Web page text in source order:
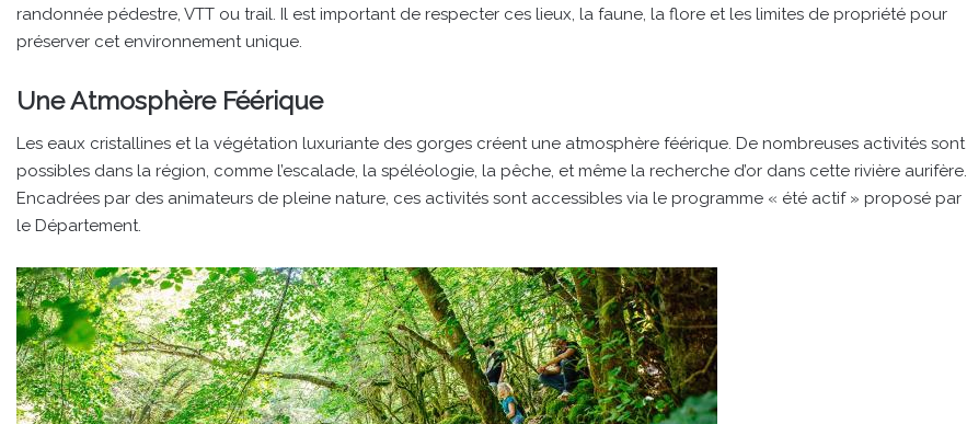
randonnée pédestre, VTT ou trail. Il est important de respecter ces lieux, la faune, la flore et les limites de propriété pour
préserver cet environnement unique.
Une Atmosphère Féérique
Les eaux cristallines et la végétation luxuriante des gorges créent une atmosphère féérique. De nombreuses activités sont
possibles dans la région, comme l’escalade, la spéléologie, la pêche, et même la recherche d’or dans cette rivière aurifère.
Encadrées par des animateurs de pleine nature, ces activités sont accessibles via le programme « été actif » proposé par
le Département.